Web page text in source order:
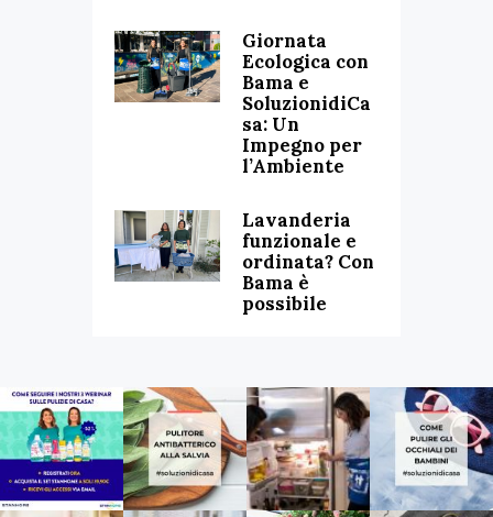
Giornata
Ecologica con
Bama e
SoluzionidiCa
sa: Un
Impegno per
l’Ambiente
Lavanderia
funzionale e
ordinata? Con
Bama è
possibile